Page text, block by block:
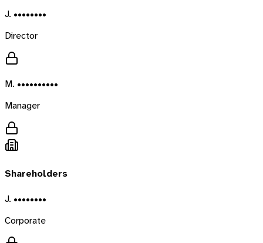
J. ••••••••
Director
M. ••••••••••
Manager
Shareholders
J. ••••••••
Corporate